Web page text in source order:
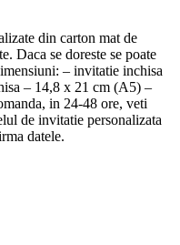
din carton mat de
Daca se doreste se poate
– invitatie inchisa
– 14,8 x 21 cm (A5) –
in 24-48 ore, veti
de invitatie personalizata
datele.